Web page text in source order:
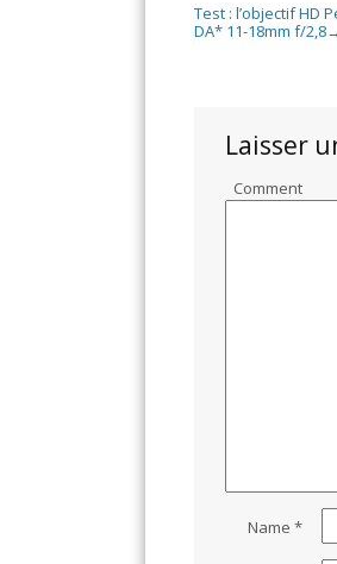
Test : l’objectif HD
DA* 11-18mm f/2,8
Laisser
Comment
Name*